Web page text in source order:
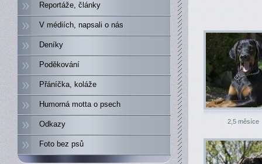
Reportáže, články
V médiích, napsali o nás
Deníky
Poděkování
Přáníčka, koláže
Humorná motta o psech
Odkazy
Foto bez psů
2,5 měsíce